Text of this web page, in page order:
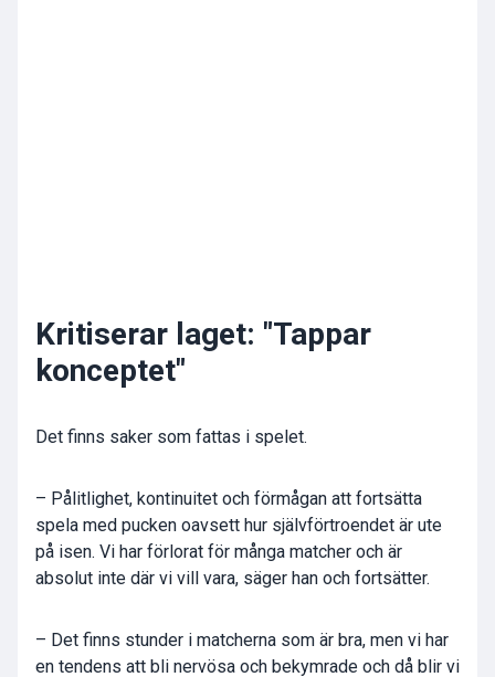
Kritiserar laget: "Tappar
konceptet"
Det finns saker som fattas i spelet.
– Pålitlighet, kontinuitet och förmågan att fortsätta
spela med pucken oavsett hur självförtroendet är ute
på isen. Vi har förlorat för många matcher och är
absolut inte där vi vill vara, säger han och fortsätter.
– Det finns stunder i matcherna som är bra, men vi har
en tendens att bli nervösa och bekymrade och då blir vi